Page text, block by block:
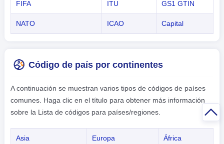
FIFA ITU GS1 GTIN
NATO ICAO Capital
Código de país por continentes
A continuación se muestran varios tipos de códigos de países
comunes. Haga clic en el título para obtener más información
sobre la Lista de códigos para países/regiones.
Asia Europa África